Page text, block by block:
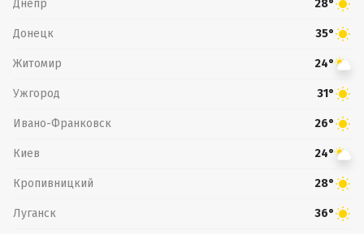
Днепр 28°
Донецк 35°
Житомир 24°
Ужгород 31°
Ивано-Франковск 26°
Киев 24°
Кропивницкий 28°
Луганск 36°